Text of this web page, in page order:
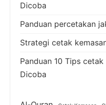
Dicoba
Panduan percetakan
Strategi cetak
Panduan 10 Tips
Dicoba